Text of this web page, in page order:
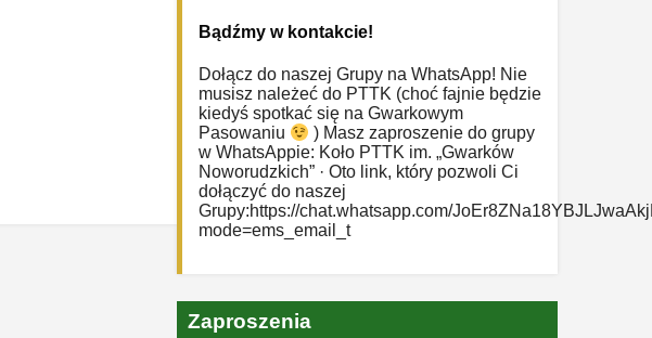
Bądźmy w kontakcie!
Dołącz do naszej Grupy na WhatsApp! Nie
musisz należeć do PTTK (choć fajnie będzie
kiedyś spotkać się na Gwarkowym
Pasowaniu
) Masz zaproszenie do grupy
w WhatsAppie: ‎Koło PTTK im. „Gwarków
Noworudzkich” · Oto link, który pozwoli Ci
dołączyć do naszej
Grupy:https://chat.whatsapp.com/
mode=ems_email_t
Zaproszenia